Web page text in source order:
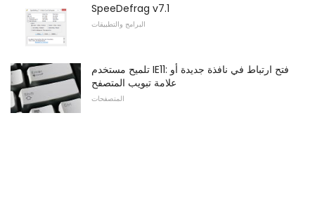
SpeeDefrag v7.1
البرامج والتطبيقات
تلميح مستخدم IE11: فتح ارتباط في نافذة جديدة أو
علامة تبويب المتصفح
المتصفحات